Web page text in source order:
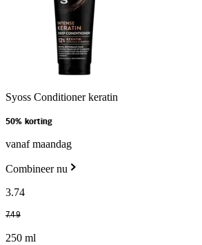
Syoss Conditioner keratin
50% korting
vanaf maandag
Combineer nu
3.74
7.49
250 ml